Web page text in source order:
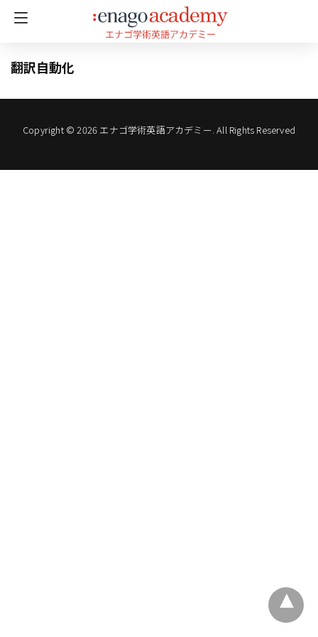
翻訳自動化
Copyright © 2026 エナゴ学術英語アカデミー. All Rights Reserved